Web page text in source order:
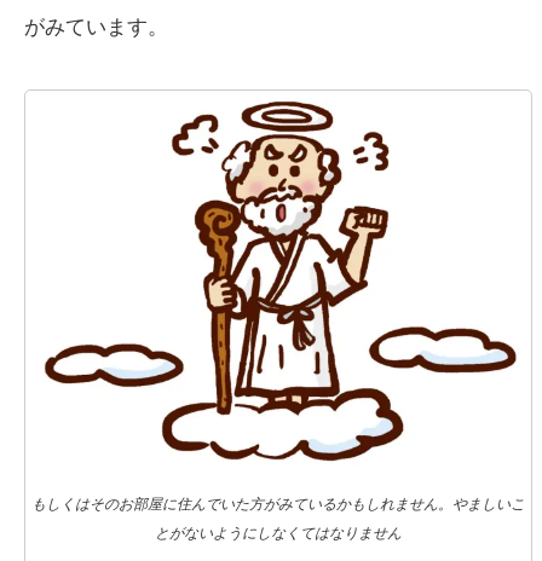
がみています。
もしくはそのお部屋に住んでいた方がみているかもしれません。やましいこ
とがないようにしなくてはなりません